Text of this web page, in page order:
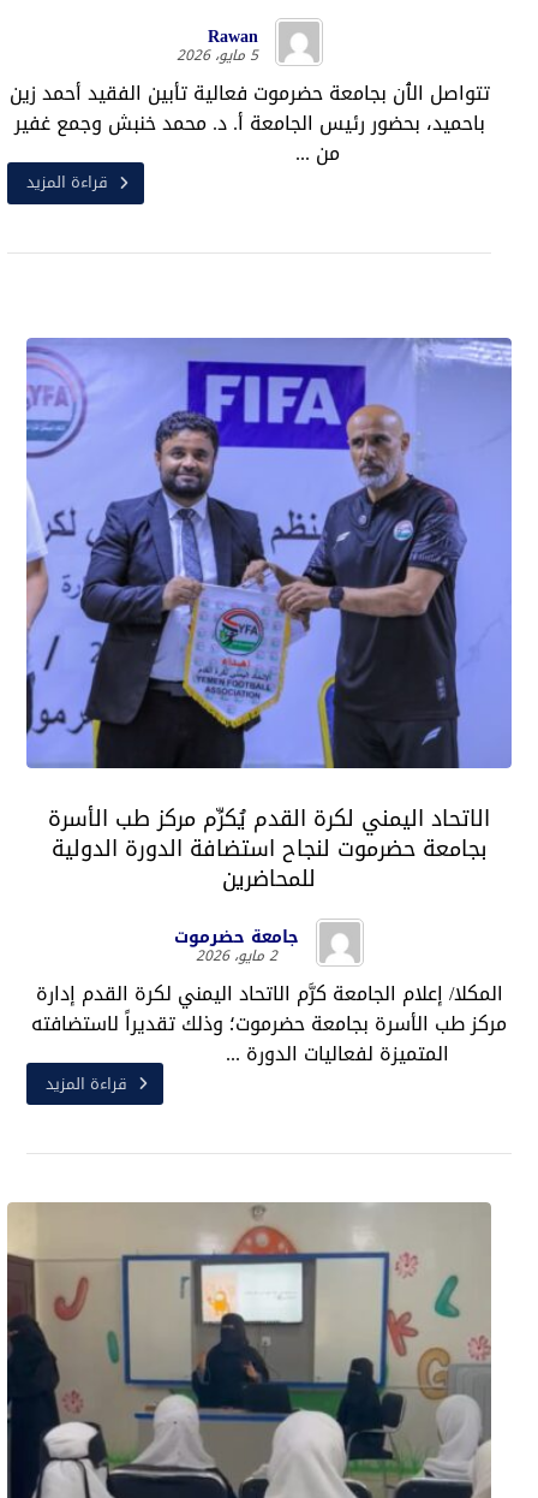
Rawan
5 مايو، 2026
تتواصل الٱن بجامعة حضرموت فعالية تأبين الفقيد أحمد زين
باحميد، بحضور رئيس الجامعة أ. د. محمد خنبش وجمع غفير
من ...
قراءة المزيد
الاتحاد اليمني لكرة القدم يُكرِّم مركز طب الأسرة
بجامعة حضرموت لنجاح استضافة الدورة الدولية
للمحاضرين
جامعة حضرموت
2 مايو، 2026
المكلا/ إعلام الجامعة كرَّم الاتحاد اليمني لكرة القدم إدارة
مركز طب الأسرة بجامعة حضرموت؛ وذلك تقديراً لاستضافته
المتميزة لفعاليات الدورة ...
قراءة المزيد